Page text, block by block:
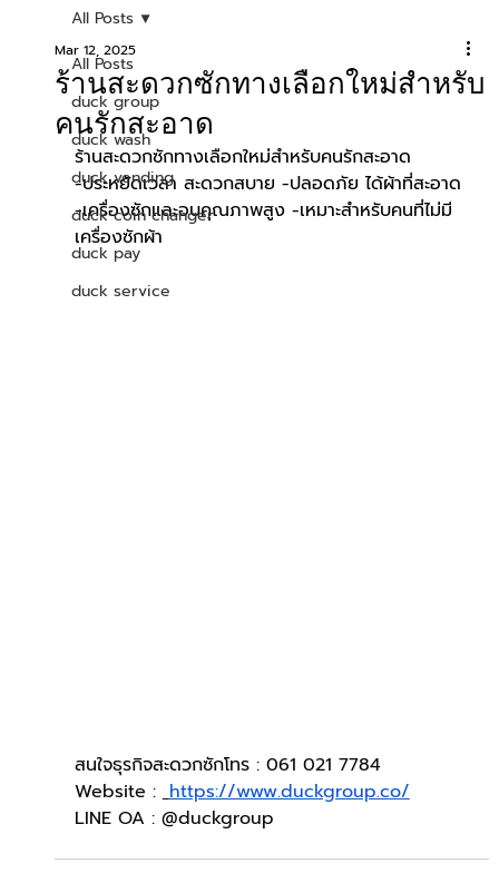
All Posts
duck group
duck wash
duck vending
duck coin changer
duck pay
duck service
All Posts
ร้านสะดวกซักทางเลือกใหม่สำหรับ
คนรักสะอาด
Mar 12, 2025
ร้านสะดวกซักทางเลือกใหม่สำหรับคนรักสะอาด
-ประหยัดเวลา สะดวกสบาย -ปลอดภัย ได้ผ้าที่สะอาด
-เครื่องซักและอบคุณภาพสูง -เหมาะสำหรับคนที่ไม่มี
เครื่องซักผ้า
สนใจธุรกิจสะดวกซักโทร : 061 021 7784
Website : https://www.duckgroup.co/
LINE OA : @duckgroup